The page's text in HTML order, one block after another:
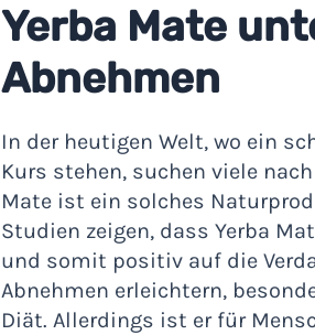
Yerba Mate
Abnehmen
In der heutigen Welt, wo ein
Kurs stehen, suchen viele
Mate ist ein solches
Studien zeigen, dass Yerba
und somit positiv auf die
Abnehmen erleichtern,
Diät. Allerdings ist er für